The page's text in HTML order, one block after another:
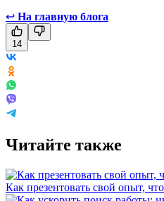
↩ На главную блога
14
Читайте также
Как презентовать свой опыт,